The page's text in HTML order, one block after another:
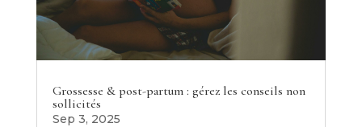
Grossesse & post-partum : gérez les conseils non
sollicités
Sep 3, 2025